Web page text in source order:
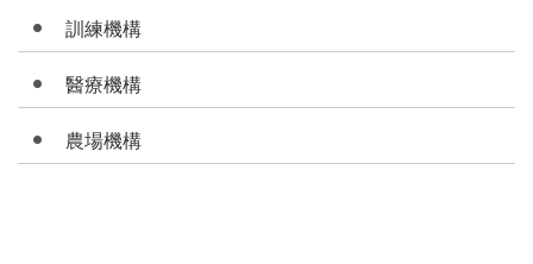
訓練機構
醫療機構
農場機構